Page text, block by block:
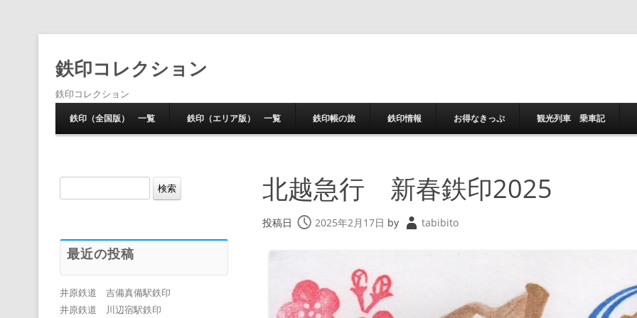
鉄印コレクション
鉄印コレクション
鉄印（全国版） 一覧 鉄印（エリア版） 一覧 鉄印帳の旅 鉄印情報 お得なきっぷ 観光列車 乗車記
北越急行 新春鉄印2025
投稿日 2025年2月17日 by tabibito
索:
最近の投稿
井原鉄道 吉備真備駅鉄印
井原鉄道 川辺宿駅鉄印